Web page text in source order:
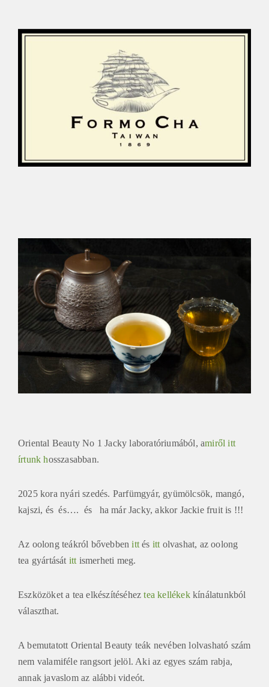
Oriental Beauty No 1 Jacky laboratóriumából, amiről itt
írtunk hosszasabban.
2025 kora nyári szedés. Parfümgyár, gyümölcsök, mangó,
kajszi, és és…. és ha már Jacky, akkor Jackie fruit is !!!
Az oolong teákról bővebbenitt és itt olvashat, az oolong
tea gyártását itt ismerheti meg.
Eszközöket a tea elkészítéséhez tea kellékek kínálatunkból
választhat.
A bemutatott Oriental Beauty teák nevében lolvasható szám
nem valamiféle rangsort jelöl. Aki az egyes szám rabja,
annak javaslom az alábbi videót.